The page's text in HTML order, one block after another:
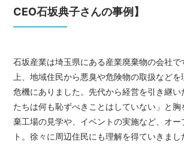
CEO石坂典子さんの事例】
石坂産業は埼玉県にある産業廃棄物の会社で
上、地域住民から悪臭や危険物の取扱などを
危機にありました。先代から経営を引き継
たちは何も恥ずべきことはしていない」と
棄工場の見学や、イベントの実施など、オー
ト。徐々に周辺住民にも理解を得ていきまし